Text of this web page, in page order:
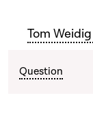
Tom
Question